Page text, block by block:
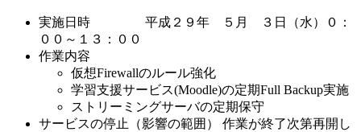
実施日時 平成２９年 ５月 ３日（水）０：
００～１３：００
作業内容
仮想Firewallのルール強化
学習支援サービス(Moodle)の定期Full Backup実施
ストリーミングサーバの定期保守
サービスの停止（影響の範囲） 作業が終了次第再開し